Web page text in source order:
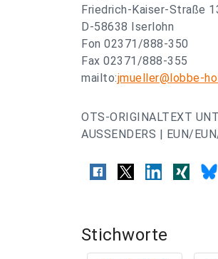
Friedrich-Kaiser-Straße
D-58638 Iserlohn
Fon 02371/888-350
Fax 02371/888-355
mailto:jmueller@lobbe-
OTS-ORIGINALTEXT
AUSSENDERS | EUN/
Stichworte